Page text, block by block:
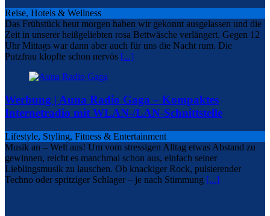
Reise, Hotels & Wellness
Das Frühstück heut morgen haben wir gekonnt ausgelassen und die
Zeit in unserer heißgeliebten rosa Bettwäsche verlängert. Gegen 12
Uhr Mittags war dann aber auch für uns die Nacht rum. Die
Putzfrau klopfte schon nervös [...]
Werbung | Auna Radio Gaga – Kompaktes
Internetradio mit WLAN-/LAN-Schnittstelle
Lifestyle, Styling, Fitness & Entertainment
Musik an – Welt aus! Um vom stressigen Alltag etwas Abstand zu
gewinnen, reicht es manchmal schon aus, einfach seiner
Lieblingsmusik zu lauschen. Ob knackiger Rock, pulsierender
Techno oder spritziger Schlager – je nach Stimmung [...]